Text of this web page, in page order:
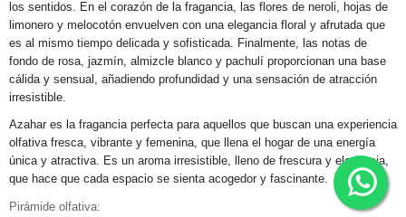
los sentidos. En el corazón de la fragancia, las flores de neroli, hojas de
limonero y melocotón envuelven con una elegancia floral y afrutada que
es al mismo tiempo delicada y sofisticada. Finalmente, las notas de
fondo de rosa, jazmín, almizcle blanco y pachulí proporcionan una base
cálida y sensual, añadiendo profundidad y una sensación de atracción
irresistible.
Azahar es la fragancia perfecta para aquellos que buscan una experiencia
olfativa fresca, vibrante y femenina, que llena el hogar de una energía
única y atractiva. Es un aroma irresistible, lleno de frescura y elegancia,
que hace que cada espacio se sienta acogedor y fascinante.
Pirámide olfativa: